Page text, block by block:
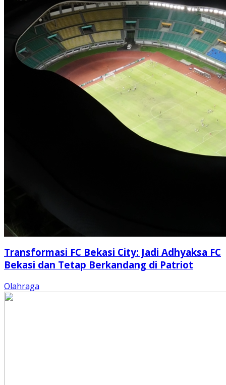
Transformasi FC Bekasi City: Jadi Adhyaksa FC
Bekasi dan Tetap Berkandang di Patriot
Olahraga